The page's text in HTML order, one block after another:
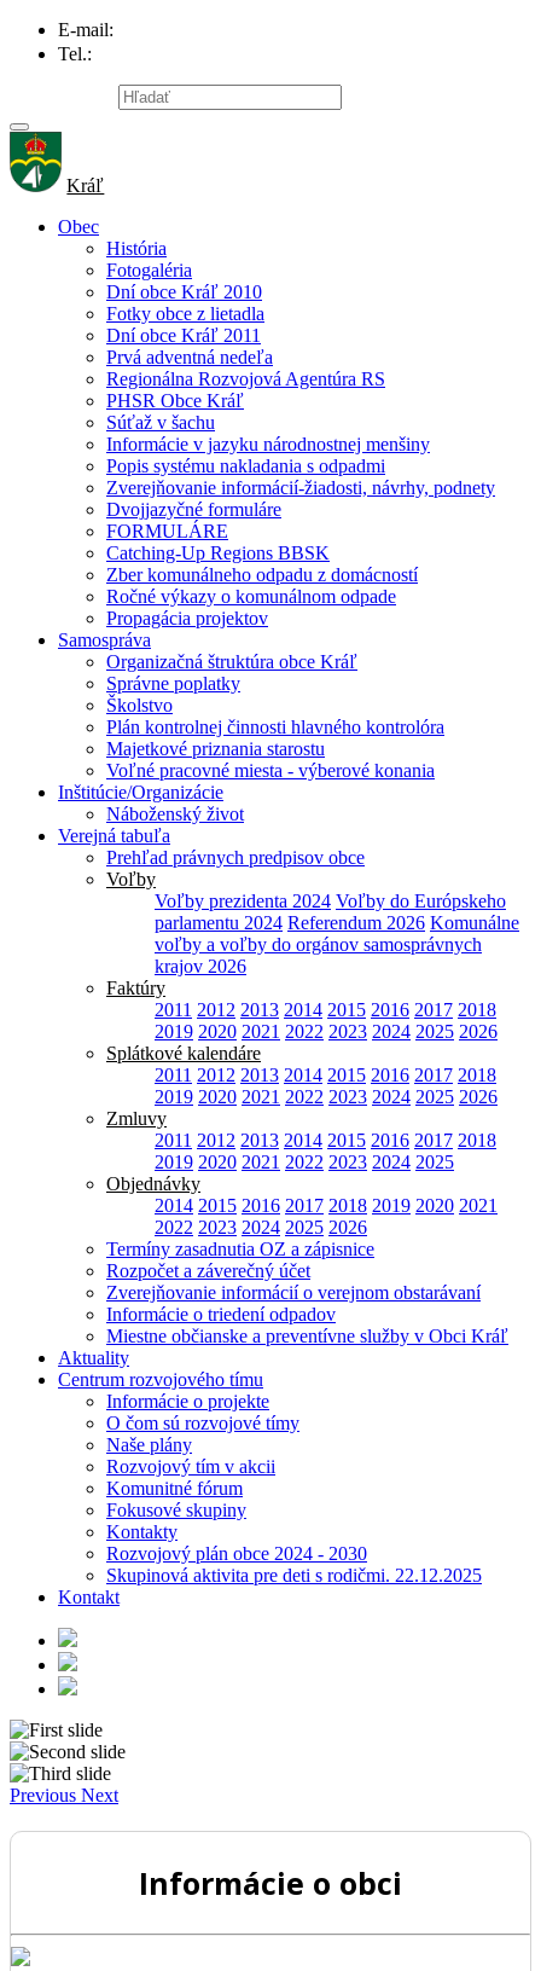
E-mail:
Tel.:
Kráľ
Obec
História
Fotogaléria
Dní obce Kráľ 2010
Fotky obce z lietadla
Dní obce Kráľ 2011
Prvá adventná nedeľa
Regionálna Rozvojová Agentúra RS
PHSR Obce Kráľ
Súťaž v šachu
Informácie v jazyku národnostnej menšiny
Popis systému nakladania s odpadmi
Zverejňovanie informácií-žiadosti, návrhy, podnety
Dvojjazyčné formuláre
FORMULÁRE
Catching-Up Regions BBSK
Zber komunálneho odpadu z domácností
Ročné výkazy o komunálnom odpade
Propagácia projektov
Samospráva
Organizačná štruktúra obce Kráľ
Správne poplatky
Školstvo
Plán kontrolnej činnosti hlavného kontrolóra
Majetkové priznania starostu
Voľné pracovné miesta - výberové konania
Inštitúcie/Organizácie
Náboženský život
Verejná tabuľa
Prehľad právnych predpisov obce
Voľby
Voľby prezidenta 2024 Voľby do Európskeho
parlamentu 2024 Referendum 2026 Komunálne
voľby a voľby do orgánov samosprávnych
krajov 2026
Faktúry
2011 2012 2013 2014 2015 2016 2017 2018
2019 2020 2021 2022 2023 2024 2025 2026
Splátkové kalendáre
2011 2012 2013 2014 2015 2016 2017 2018
2019 2020 2021 2022 2023 2024 2025 2026
Zmluvy
2011 2012 2013 2014 2015 2016 2017 2018
2019 2020 2021 2022 2023 2024 2025
Objednávky
2014 2015 2016 2017 2018 2019 2020 2021
2022 2023 2024 2025 2026
Termíny zasadnutia OZ a zápisnice
Rozpočet a záverečný účet
Zverejňovanie informácií o verejnom obstarávaní
Informácie o triedení odpadov
Miestne občianske a preventívne služby v Obci Kráľ
Aktuality
Centrum rozvojového tímu
Informácie o projekte
O čom sú rozvojové tímy
Naše plány
Rozvojový tím v akcii
Komunitné fórum
Fokusové skupiny
Kontakty
Rozvojový plán obce 2024 - 2030
Skupinová aktivita pre deti s rodičmi. 22.12.2025
Kontakt
Previous Next
Informácie o obci